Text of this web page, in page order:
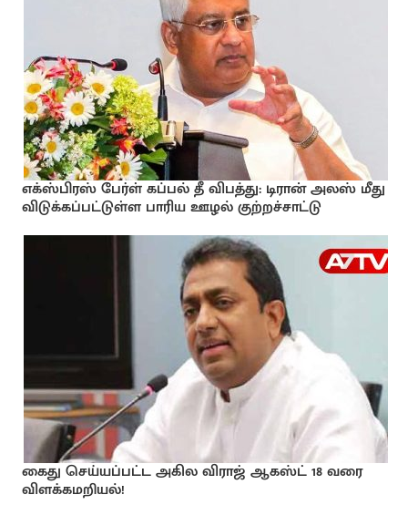
எக்ஸ்பிரஸ் பேர்ள் கப்பல் தீ விபத்து: டிரான் அலஸ் மீது
விடுக்கப்பட்டுள்ள பாரிய ஊழல் குற்றச்சாட்டு
கைது செய்யப்பட்ட அகில விராஜ் ஆகஸ்ட் 18 வரை
விளக்கமறியல்!